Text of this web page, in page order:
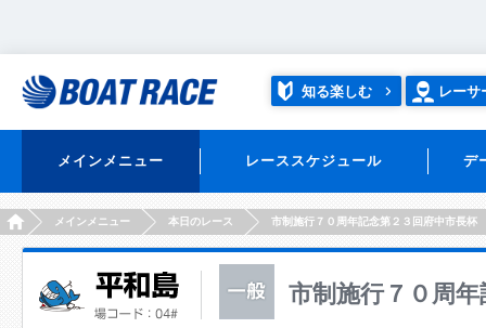
知る楽しむ レーサ
メインメニュー レーススケジュール デ
HOMEメインメニュー 本日のレース 市制施行７０周年記念第２３回府中市長杯
市制施行７０周